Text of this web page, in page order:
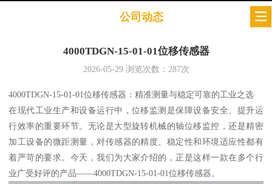
公司动态
4000TDGN-15-01-01位移传感器
2026-05-29浏览次数： 287次
4000TDGN-15-01-01位移传感器：精准测量与稳定可靠的工业之选
在现代工业生产和设备运行中，位移监测是保障设备安全、提升运
行效率的重要环节。无论是大型旋转机械的轴位移监控，还是精密
加工设备的微距测量，对传感器的精度、稳定性和环境适应性都有
着严苛的要求。今天，我们为大家介绍的，正是这样一款在多个行
业广受好评的产品——4000TDGN-15-01-01位移传感器。